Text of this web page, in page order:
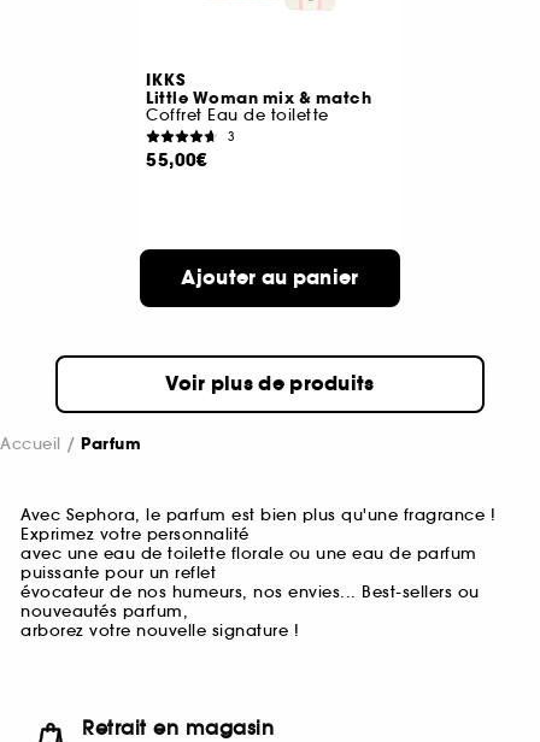
IKKS
Little Woman mix & match
Coffret Eau de toilette
3
55,00€
Ajouter au panier
Voir plus de produits
Accueil Parfum
Avec Sephora, le parfum est bien plus qu'une fragrance !
Exprimez votre personnalité
avec une eau de toilette florale ou une eau de parfum
puissante pour un reflet
évocateur de nos humeurs, nos envies... Best-sellers ou
nouveautés parfum,
arborez votre nouvelle signature !
Retrait en magasin